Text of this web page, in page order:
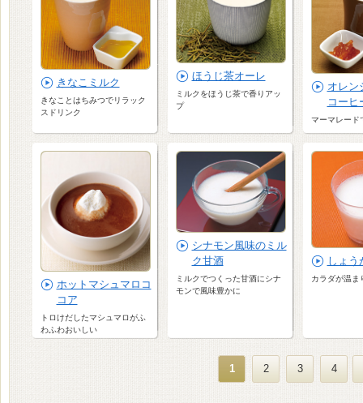
きなこミルク
きなことはちみつでリラック
スドリンク
ほうじ茶オーレ
ミルクをほうじ茶で香りアッ
プ
オレン
コーヒ
マーマレード
ホットマシュマロコ
コア
トロけだしたマシュマロがふ
わふわおいしい
シナモン風味のミル
ク甘酒
ミルクでつくった甘酒にシナ
モンで風味豊かに
しょう
カラダが温ま
1 2 3 4